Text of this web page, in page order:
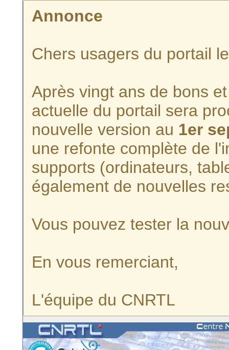
Annonce
Chers usagers du portail
Après vingt ans de bons
actuelle du portail sera
nouvelle version au 1er
une refonte complète de
supports (ordinateurs,
également de nouvelles
Vous pouvez tester la
En vous remerciant,
L'équipe du CNRTL